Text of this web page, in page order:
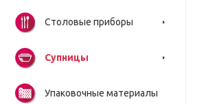
Столовые приборы
Супницы
Упаковочные материалы